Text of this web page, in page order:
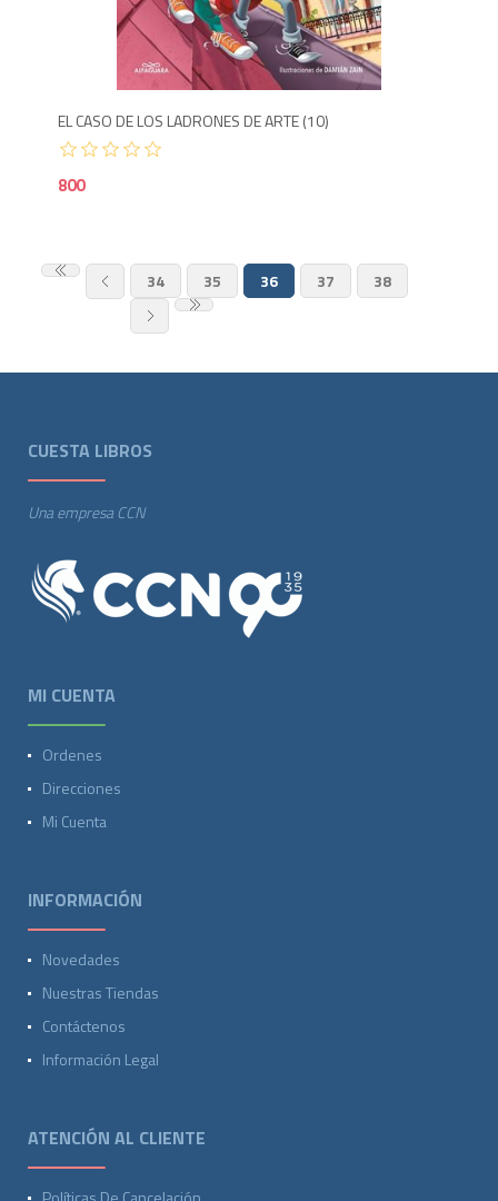
EL CASO DE LOS LADRONES DE ARTE (10)
800
34 35 36 37 38
CUESTA LIBROS
Una empresa CCN
MI CUENTA
Ordenes
Direcciones
Mi Cuenta
INFORMACIÓN
Novedades
Nuestras Tiendas
Contáctenos
Información Legal
ATENCIÓN AL CLIENTE